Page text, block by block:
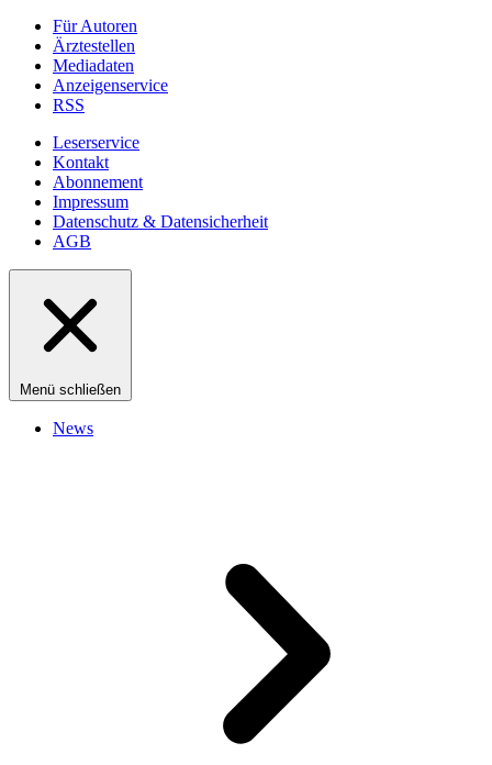
Für Autoren
Ärztestellen
Mediadaten
Anzeigenservice
RSS
Leserservice
Kontakt
Abonnement
Impressum
Datenschutz & Datensicherheit
AGB
Menü schließen
News